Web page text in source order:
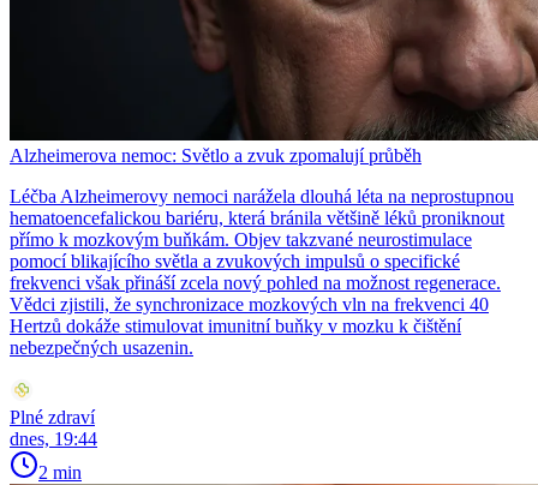
Alzheimerova nemoc: Světlo a zvuk zpomalují průběh
Léčba Alzheimerovy nemoci narážela dlouhá léta na neprostupnou
hematoencefalickou bariéru, která bránila většině léků proniknout
přímo k mozkovým buňkám. Objev takzvané neurostimulace
pomocí blikajícího světla a zvukových impulsů o specifické
frekvenci však přináší zcela nový pohled na možnost regenerace.
Vědci zjistili, že synchronizace mozkových vln na frekvenci 40
Hertzů dokáže stimulovat imunitní buňky v mozku k čištění
nebezpečných usazenin.
Plné zdraví
dnes, 19:44
2 min